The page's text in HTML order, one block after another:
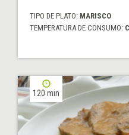
TIPO DE PLATO: MARISCO
TEMPERATURA DE CONSUMO:
120 min